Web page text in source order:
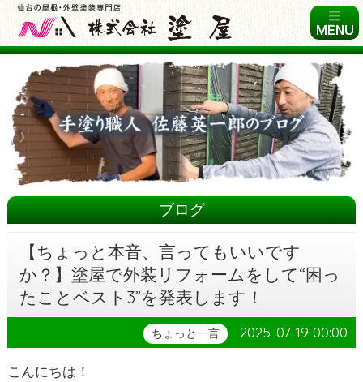
ブログ
【ちょっと本音、言ってもいいです
か？】塗屋で外装リフォームをして“困っ
たことベスト3”を発表します！
ちょっと一言 2025-07-19 00:00
こんにちは！